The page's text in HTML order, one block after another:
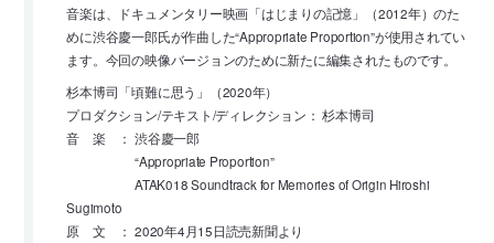
音楽は、ドキュメンタリー映画「はじまりの記憶」（2012年）のた
めに渋谷慶一郎氏が作曲した“Appropriate Proportion”が使用されてい
ます。今回の映像バージョンのために新たに編集されたものです。
杉本博司「頃難に思う」（2020年）
プロダクション/テキスト/ディレクション： 杉本博司
音 楽 ： 渋谷慶一郎
“Appropriate Proportion”
ATAK018 Soundtrack for Memories of Origin Hiroshi
Sugimoto
原 文 ： 2020年4月15日読売新聞より